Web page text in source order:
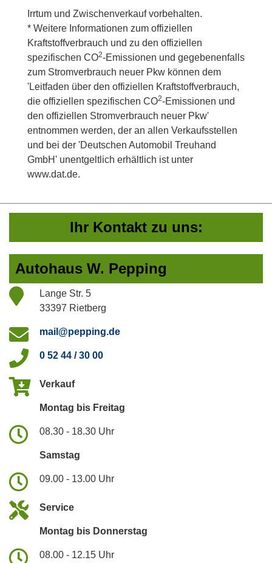
Irrtum und Zwischenverkauf vorbehalten.
* Weitere Informationen zum offiziellen
Kraftstoffverbrauch und zu den offiziellen
spezifischen CO2-Emissionen und gegebenenfalls
zum Stromverbrauch neuer Pkw können dem
'Leitfaden über den offiziellen Kraftstoffverbrauch,
die offiziellen spezifischen CO2-Emissionen und
den offiziellen Stromverbrauch neuer Pkw'
entnommen werden, der an allen Verkaufsstellen
und bei der 'Deutschen Automobil Treuhand
GmbH' unentgeltlich erhältlich ist unter
www.dat.de.
Ihr Kontakt zu uns:
Autohaus W. Pepping
Lange Str. 5
33397 Rietberg
mail@pepping.de
0 52 44 / 30 00
Verkauf
Montag bis Freitag
08.30 - 18.30 Uhr
Samstag
09.00 - 13.00 Uhr
Service
Montag bis Donnerstag
08.00 - 12.15 Uhr